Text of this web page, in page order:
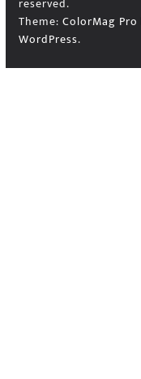
Theme: ColorMag Pro
WordPress.